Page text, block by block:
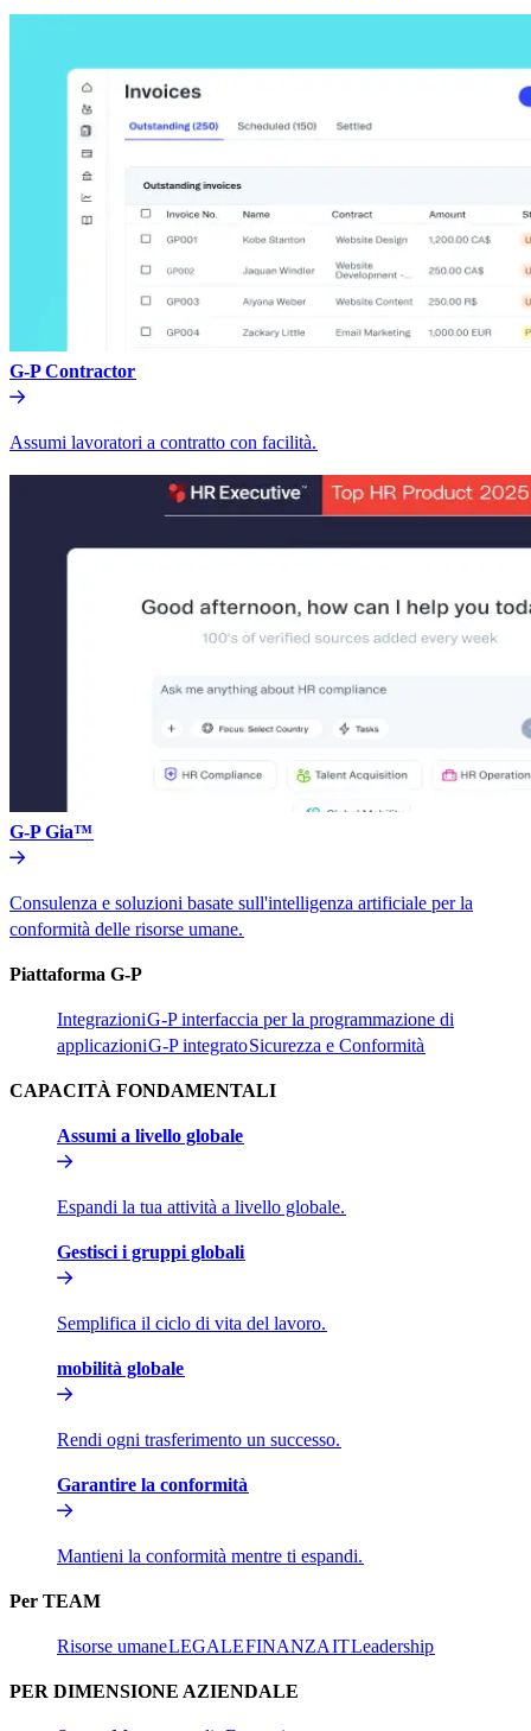
G-P Contractor​​
Assumi lavoratori a contratto con facilità.​​
G-P Gia™​​
Consulenza e soluzioni basate sull'intelligenza artificiale per la
conformità delle risorse umane.​​
Piattaforma G-P​​
Integrazioni​​G-P interfaccia per la programmazione di
applicazioni​​G-P integrato​​Sicurezza e Conformità​​
CAPACITÀ FONDAMENTALI​​
Assumi a livello globale​​
Espandi la tua attività a livello globale.​​
Gestisci i gruppi globali​​
Semplifica il ciclo di vita del lavoro.​​
mobilità globale​​
Rendi ogni trasferimento un successo.​​
Garantire la conformità​​
Mantieni la conformità mentre ti espandi.​​
Per TEAM​​
Risorse umane​​LEGALE​​FINANZA​​IT​​Leadership​​
PER DIMENSIONE AZIENDALE​​